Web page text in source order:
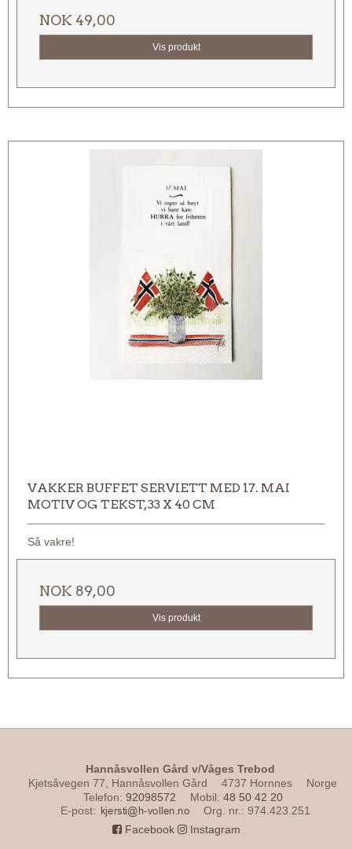
NOK 49,00
Vis produkt
VAKKER BUFFET SERVIETT MED 17. MAI
MOTIV OG TEKST, 33 X 40 CM
Så vakre!
NOK 89,00
Vis produkt
Hannåsvollen Gård v/Våges Trebod
Kjetsåvegen 77, Hannåsvollen Gård
4737 Hornnes
Norge
Telefon: 92098572 Mobil: 48 50 42 20
E-post: Org. nr.: 974.423.251
Facebook
Instagram